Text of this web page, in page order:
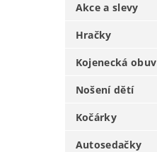
Akce a slevy
Hračky
Kojenecká obuv
Nošení dětí
Kočárky
Autosedačky